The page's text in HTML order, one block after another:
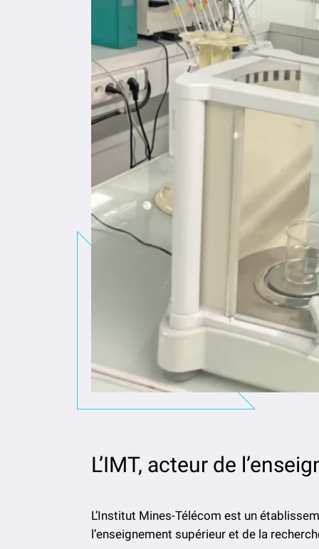
L’IMT, acteur de
L’Institut Mines-Télécom est un
l’enseignement supérieur et de la